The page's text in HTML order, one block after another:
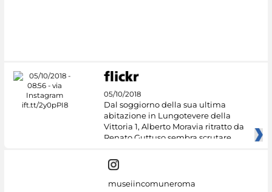
05/10/2018
Dal soggiorno della sua ultima
abitazione in Lungotevere della
Vittoria 1, Alberto Moravia ritratto da
Renato Guttuso sembra scrutare
museiincomuneroma